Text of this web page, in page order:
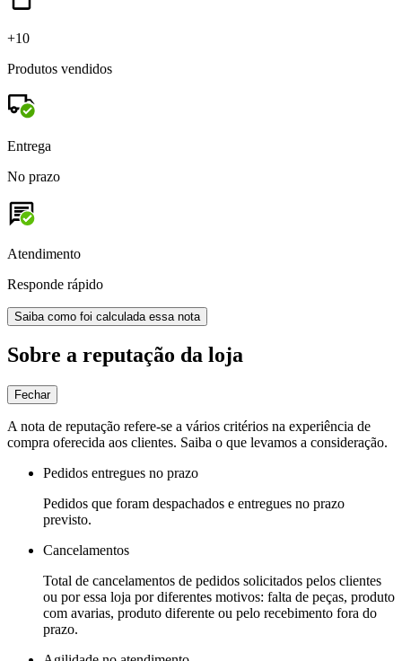
+10
Produtos vendidos
Entrega
No prazo
Atendimento
Responde rápido
Saiba como foi calculada essa nota
Sobre a reputação da loja
Fechar
A nota de reputação refere-se a vários critérios na experiência de
compra oferecida aos clientes. Saiba o que levamos a consideração.
Pedidos entregues no prazo
Pedidos que foram despachados e entregues no prazo
previsto.
Cancelamentos
Total de cancelamentos de pedidos solicitados pelos clientes
ou por essa loja por diferentes motivos: falta de peças, produto
com avarias, produto diferente ou pelo recebimento fora do
prazo.